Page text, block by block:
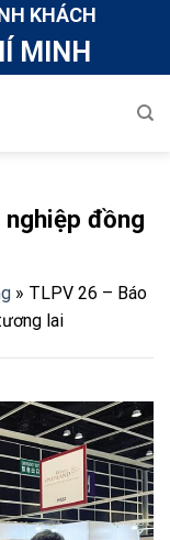
KHÁCH
MINH
nghiệp đồng
» TLPV 26 – Báo
lai